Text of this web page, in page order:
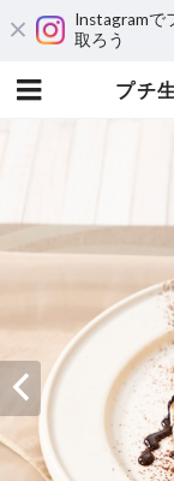
Instagramで
取ろう